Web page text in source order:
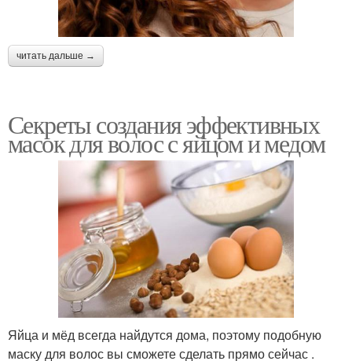
читать дальше →
Секреты создания эффективных
масок для волос с яйцом и медом
Яйца и мёд всегда найдутся дома, поэтому подобную
маску для волос вы сможете сделать прямо сейчас .